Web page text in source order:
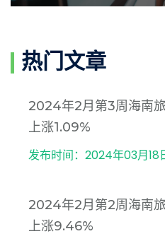
热门文章
2024年2月第3周海南
上涨1.09%
发布时间：2024年03月18
2024年2月第2周海南
上涨9.46%